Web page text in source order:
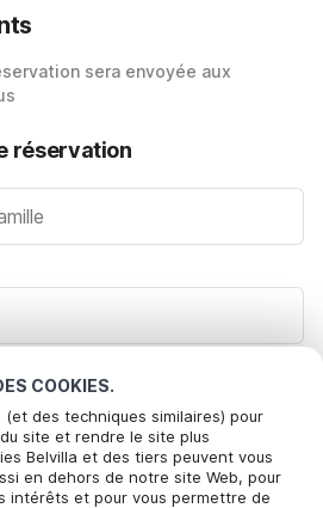
COOKIES.
des techniques similaires) pour
site et rendre le site plus
Belvilla et des tiers peuvent vous
en dehors de notre site Web, pour
intérêts et pour vous permettre de
sera envoyée aux
réservation
des offres de Belvilla. Vous
à tout moment à l'avenir